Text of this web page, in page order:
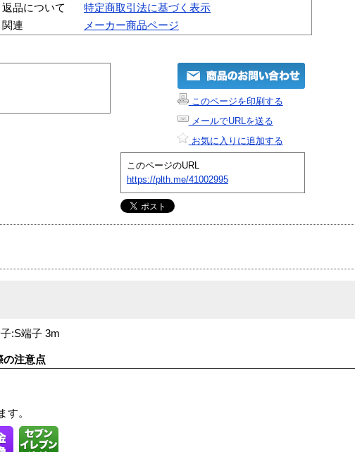
返品について
特定商取引法に基づく表示
関連
メーカー商品ページ
このページを印刷する
メールでURLを送る
お気に入りに追加する
このページのURL
https://plth.me/41002995
:S端子 3m
の注意点
す。